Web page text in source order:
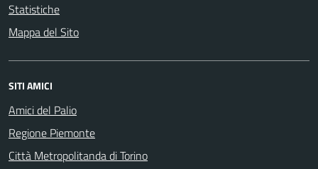
Statistiche
Mappa del Sito
SITI AMICI
Amici del Palio
Regione Piemonte
Città Metropolitanda di Torino